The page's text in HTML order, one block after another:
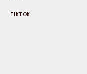
TIKTOK